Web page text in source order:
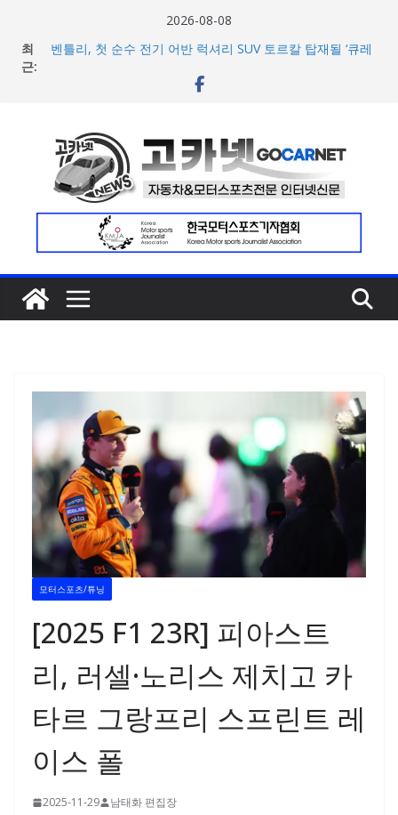
2026-08-08
최
근:
벤틀리, 첫 순수 전기 어반 럭셔리 SUV 토르칼 탑재될 ‘큐레
벤틀리서울, 광주 신세계백화점에서 호남지역 최초 브랜드
며 본격 대회 준비 돌입
현대차·기아, ‘2026 레드닷 어워드’에서 최우수상 2개·본상
15개 수상
[신차] BMW, 8월 온라인 한정 에디션 3종 출시… 11일
‘BMW 샵 온라인’ 판매 개시
모터스포츠/튜닝
[2025 F1 23R] 피아스트
리, 러셀·노리스 제치고 카
타르 그랑프리 스프린트 레
이스 폴
2025-11-29 남태화 편집장